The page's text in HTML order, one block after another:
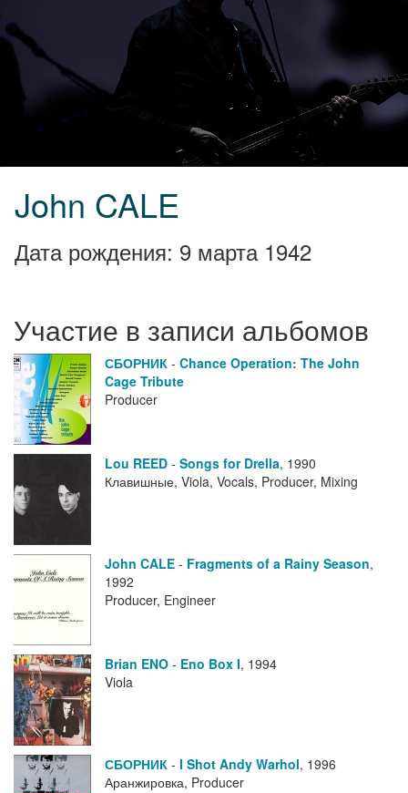
John CALE
Дата рождения: 9 марта 1942
Участие в записи альбомов
СБОРНИК - Chance Operation: The John
Cage Tribute
Producer
Lou REED - Songs for Drella, 1990
Клавишные, Viola, Vocals, Producer, Mixing
John CALE - Fragments of a Rainy Season,
1992
Producer, Engineer
Brian ENO - Eno Box I, 1994
Viola
СБОРНИК - I Shot Andy Warhol, 1996
Аранжировка, Producer